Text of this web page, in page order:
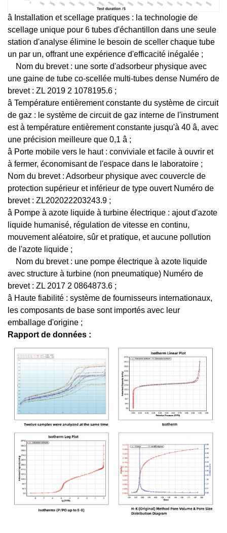
â Installation et scellage pratiques : la technologie de
scellage unique pour 6 tubes d'échantillon dans une seule
station d'analyse élimine le besoin de sceller chaque tube
un par un, offrant une expérience d'efficacité inégalée ;
Nom du brevet : une sorte d'adsorbeur physique avec
une gaine de tube co-scellée multi-tubes dense Numéro de
brevet : ZL 2019 2 1078195.6 ;
â Température entièrement constante du système de circuit
de gaz : le système de circuit de gaz interne de l'instrument
est à température entièrement constante jusqu'à 40 â, avec
une précision meilleure que 0,1 â ;
â Porte mobile vers le haut : conviviale et facile à ouvrir et
à fermer, économisant de l'espace dans le laboratoire ;
Nom du brevet : Adsorbeur physique avec couvercle de
protection supérieur et inférieur de type ouvert Numéro de
brevet : ZL202022203243.9 ;
â Pompe à azote liquide à turbine électrique : ajout d'azote
liquide humanisé, régulation de vitesse en continu,
mouvement aléatoire, sûr et pratique, et aucune pollution
de l'azote liquide ;
Nom du brevet : une pompe électrique à azote liquide
avec structure à turbine (non pneumatique) Numéro de
brevet : ZL 2017 2 0864873.6 ;
â Haute fiabilité : système de fournisseurs internationaux,
les composants de base sont importés avec leur
emballage d'origine ;
Rapport de données :